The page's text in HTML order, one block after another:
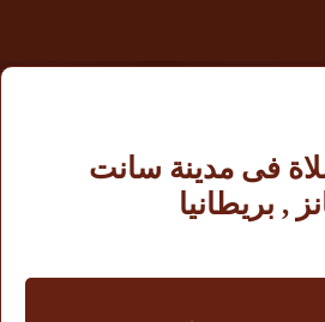
فى مدينة سانت
, بريطانيا